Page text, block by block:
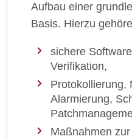
Aufbau einer
Basis. Hierzu
sichere
Verifikation,
Protokollierung,
Alarmierung,
Maßnahmen